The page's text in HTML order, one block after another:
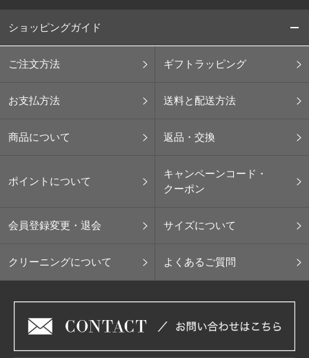
ショッピングガイド
ご注文方法 ギフトラッピング
お支払方法 送料と配送方法
商品について 返品・交換
ポイントについて
キャンペーンコード・
クーポン
会員登録変更・退会 サイズについて
クリーニングについて よくあるご質問